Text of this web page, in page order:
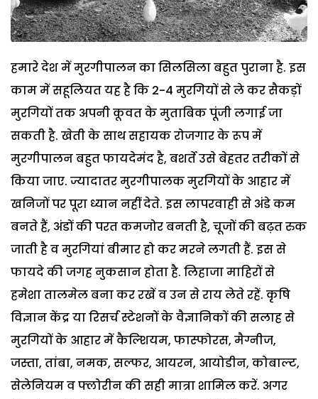
हमारे देश में मुरगीपालन का सिलसिला बहुत पुराना है. इस
काम में सहूलियत यह है कि 2-4 मुरगियों से ले कर सैकड़ों
मुरगियों तक अपनी कूवत के मुताबिक पूंजी लगाई जा
सकती है. खेती के साथ सहायक रोजगार के रूप में
मुरगीपालन बहुत फायदेमंद है, बशर्ते उसे बेहतर तरीकों से
किया जाए. ज्यादातर मुरगीपालक मुरगियों के आहार में
खनिजों पर पूरा ध्यान नहीं देते. इस लापरवाही से अंडे कम
बनते हैं, अंडों की परत कमजोर बनती है, चूजों की बढ़त रुक
जाती है व मुरगियां बीमार हो कर मरने लगती हैं. इस से
फायदे की जगह नुकसान होता है. लिहाजा माहिरों से
हमेशा तालमेल बना कर रखें व उन से राय लेते रहें. कृषि
विज्ञान केंद्र या रिसर्च स्टेशनों के वैज्ञानिकों की सलाह से
मुरगियों के आहार में कैल्शियम, फास्फोरस, मैग्नीज,
जस्ता, तांबा, नमक, सल्फर, आयरन, आयोडीन, कोबाल्ट,
सेलेनियम व फ्लोरीन की सही मात्रा शामिल करें. अगर